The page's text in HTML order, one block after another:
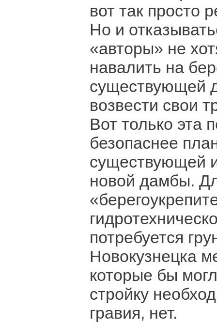
вот так просто
Но и
«авторы» не
навалить на
существующей
возвести свои
Вот только эта
безопаснее
существующей
новой дамбы.
потребуется
Новокузнецка
которые бы
стройку
гравия, нет.